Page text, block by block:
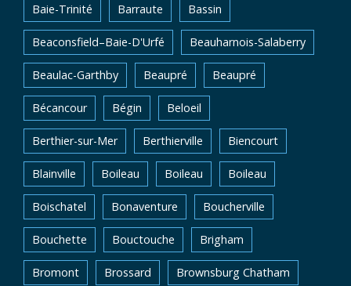
Baie-Trinité Barraute Bassin
Beaconsfield–Baie-D'Urfé Beauharnois-Salaberry
Beaulac-Garthby Beaupré Beaupré
Bécancour Bégin Beloeil
Berthier-sur-Mer Berthierville Biencourt
Blainville Boileau Boileau Boileau
Boischatel Bonaventure Boucherville
Bouchette Bouctouche Brigham
Bromont Brossard Brownsburg Chatham